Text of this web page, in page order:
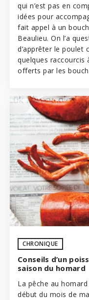
qui n’est pas en
idées pour
fait appel à un
Beaulieu. On l’a
d’apprêter le poulet
quelques raccourcis
offerts par les
CHRONIQUE
Conseils d’un
saison du homard
La pêche au
début du mois de